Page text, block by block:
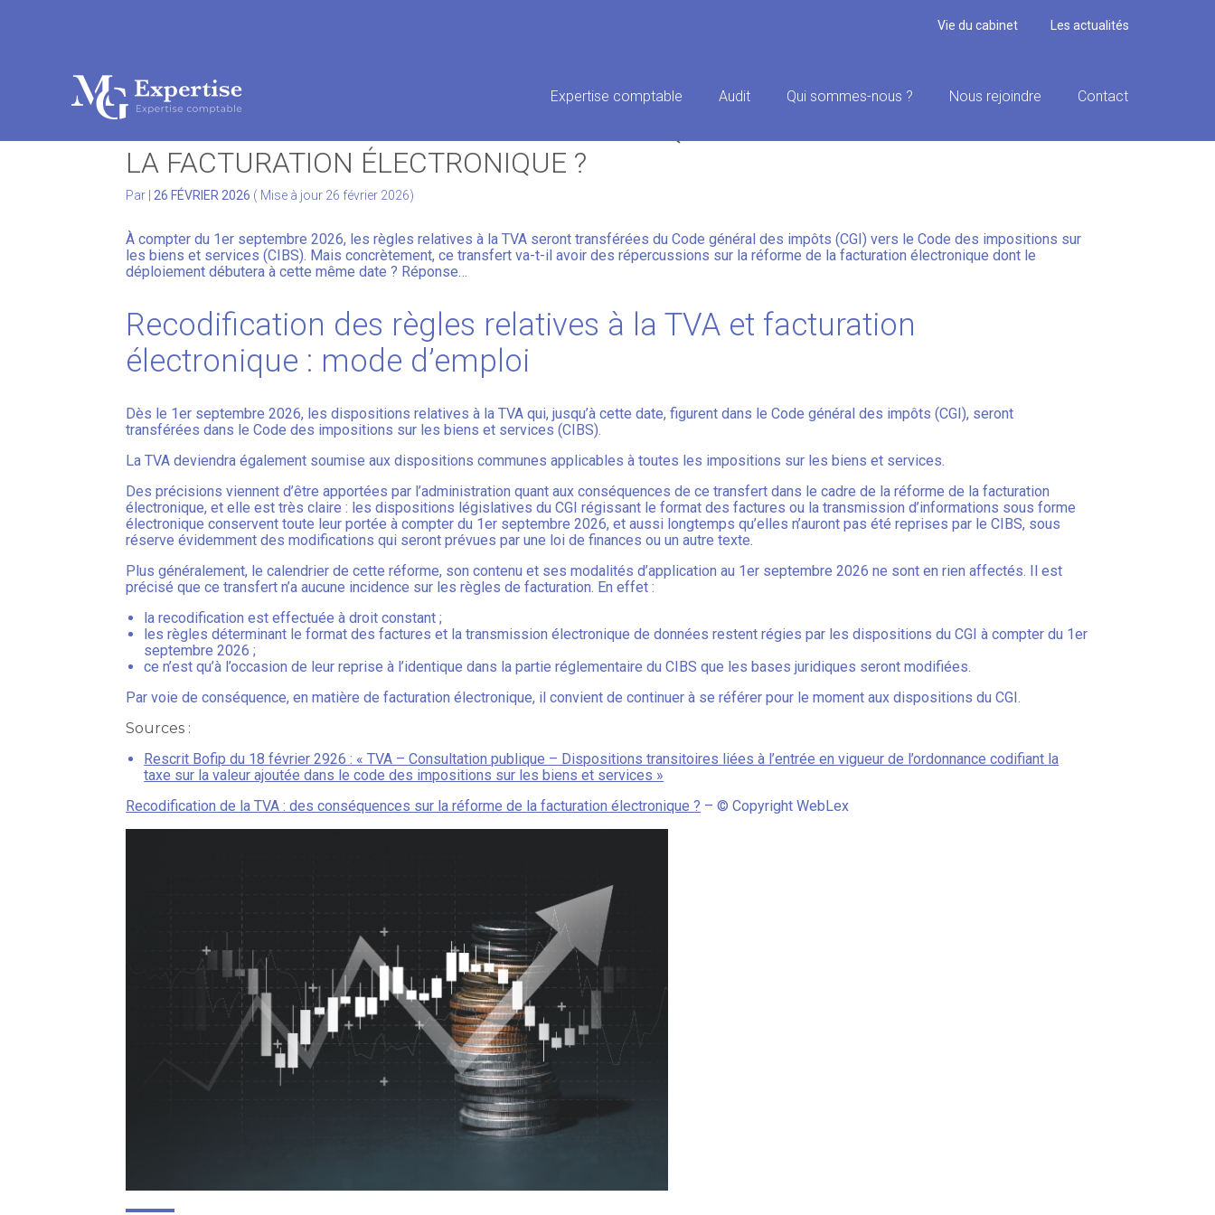
Vie du cabinet Les actualités
Aller
Expertise comptable Audit Qui sommes-nous ? Nous rejoindre Contact
LA FACTURATION ÉLECTRONIQUE ?
Par |26 FÉVRIER 2026 ( Mise à jour 26 février 2026)
À compter du 1er septembre 2026, les règles relatives à la TVA seront transférées du Code général des impôts (CGI) vers le Code des impositions sur
les biens et services (CIBS). Mais concrètement, ce transfert va-t-il avoir des répercussions sur la réforme de la facturation électronique dont le
déploiement débutera à cette même date ? Réponse…
Recodification des règles relatives à la TVA et facturation
électronique : mode d’emploi
Dès le 1er septembre 2026, les dispositions relatives à la TVA qui, jusqu’à cette date, figurent dans le Code général des impôts (CGI), seront
transférées dans le Code des impositions sur les biens et services (CIBS).
La TVA deviendra également soumise aux dispositions communes applicables à toutes les impositions sur les biens et services.
Des précisions viennent d’être apportées par l’administration quant aux conséquences de ce transfert dans le cadre de la réforme de la facturation
électronique, et elle est très claire : les dispositions législatives du CGI régissant le format des factures ou la transmission d’informations sous forme
électronique conservent toute leur portée à compter du 1er septembre 2026, et aussi longtemps qu’elles n’auront pas été reprises par le CIBS, sous
réserve évidemment des modifications qui seront prévues par une loi de finances ou un autre texte.
Plus généralement, le calendrier de cette réforme, son contenu et ses modalités d’application au 1er septembre 2026 ne sont en rien affectés. Il est
précisé que ce transfert n’a aucune incidence sur les règles de facturation. En effet :
la recodification est effectuée à droit constant ;
les règles déterminant le format des factures et la transmission électronique de données restent régies par les dispositions du CGI à compter du 1er
septembre 2026 ;
ce n’est qu’à l’occasion de leur reprise à l’identique dans la partie réglementaire du CIBS que les bases juridiques seront modifiées.
Par voie de conséquence, en matière de facturation électronique, il convient de continuer à se référer pour le moment aux dispositions du CGI.
Sources :
Rescrit Bofip du 18 février 2926 : « TVA – Consultation publique – Dispositions transitoires liées à l’entrée en vigueur de l’ordonnance codifiant la
taxe sur la valeur ajoutée dans le code des impositions sur les biens et services »
Recodification de la TVA : des conséquences sur la réforme de la facturation électronique ? – © Copyright WebLex